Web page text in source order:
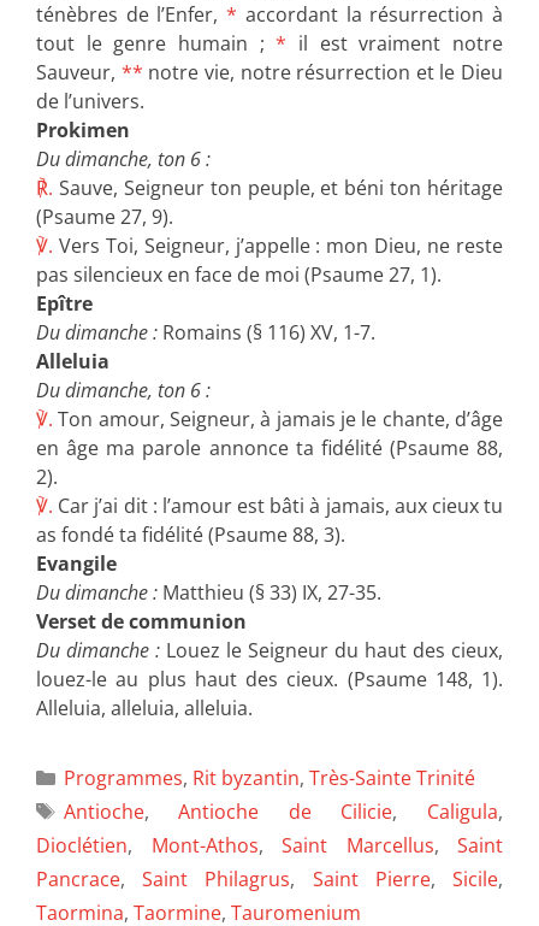
ténèbres de l’Enfer,* accordant la résurrection à
tout le genre humain ;* il est vraiment notre
Sauveur, ** notre vie, notre résurrection et le Dieu
de l’univers.
Prokimen
Du dimanche, ton 6 :
℟. Sauve, Seigneur ton peuple, et béni ton héritage
(Psaume 27, 9).
℣. Vers Toi, Seigneur, j’appelle : mon Dieu, ne reste
pas silencieux en face de moi (Psaume 27, 1).
Epître
Du dimanche : Romains (§ 116) XV, 1-7.
Alleluia
Du dimanche, ton 6 :
℣. Ton amour, Seigneur, à jamais je le chante, d’âge
en âge ma parole annonce ta fidélité (Psaume 88,
2).
℣. Car j’ai dit : l’amour est bâti à jamais, aux cieux tu
as fondé ta fidélité (Psaume 88, 3).
Evangile
Du dimanche : Matthieu (§ 33) IX, 27-35.
Verset de communion
Du dimanche : Louez le Seigneur du haut des cieux,
louez-le au plus haut des cieux. (Psaume 148, 1).
Alleluia, alleluia, alleluia.
Programmes, Rit byzantin, Très-Sainte Trinité
Antioche,Antioche de Cilicie, Caligula,
Dioclétien, Mont-Athos, Saint Marcellus, Saint
Pancrace,Saint Philagrus, Saint Pierre,Sicile,
Taormina, Taormine, Tauromenium